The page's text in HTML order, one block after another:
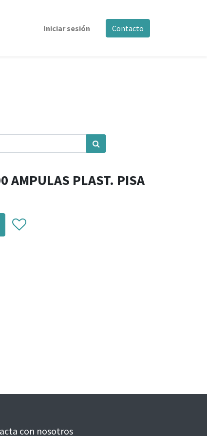
Iniciar sesión Contacto
AMPULAS PLAST. PISA
con nosotros